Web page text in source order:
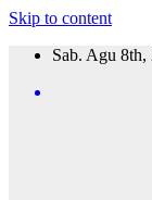
Skip to content
Sab. Agu 8th,